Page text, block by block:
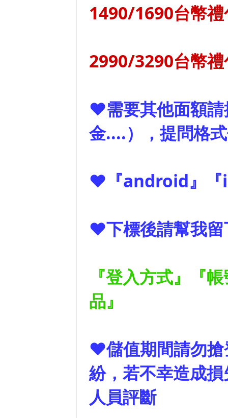
1490/1690台幣
2990/3290台幣
❤需要其他面額請
金....），提問格
❤『android』『
❤下標後請幫我
『登入方式』『
品』
❤儲值期間請勿搶
紛，若不幸造成
人員評斷